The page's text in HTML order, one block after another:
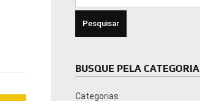
BUSQUE PELA CATEGORIA
Categorias